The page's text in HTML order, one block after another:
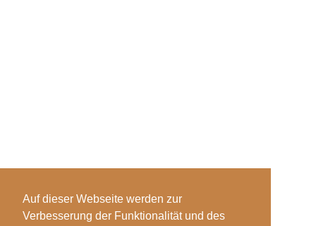
Auf dieser Webseite werden zur
Verbesserung der Funktionalität und des